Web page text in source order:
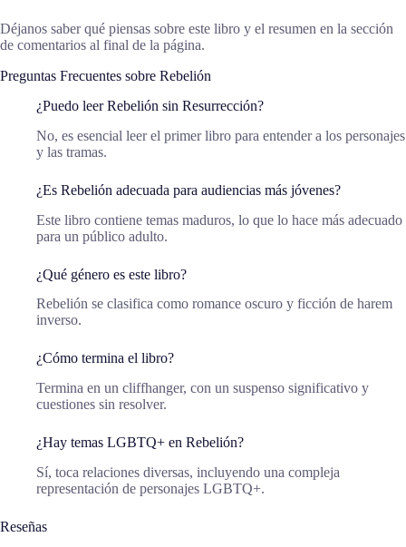
Déjanos saber qué piensas sobre este libro y el resumen en la sección
de comentarios al final de la página.
Preguntas Frecuentes sobre Rebelión
¿Puedo leer Rebelión sin Resurrección?
No, es esencial leer el primer libro para entender a los personajes
y las tramas.
¿Es Rebelión adecuada para audiencias más jóvenes?
Este libro contiene temas maduros, lo que lo hace más adecuado
para un público adulto.
¿Qué género es este libro?
Rebelión se clasifica como romance oscuro y ficción de harem
inverso.
¿Cómo termina el libro?
Termina en un cliffhanger, con un suspenso significativo y
cuestiones sin resolver.
¿Hay temas LGBTQ+ en Rebelión?
Sí, toca relaciones diversas, incluyendo una compleja
representación de personajes LGBTQ+.
Reseñas